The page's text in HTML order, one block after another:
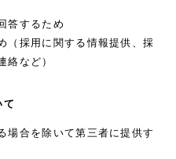
答するため
（採用に関する情報提供、採
絡など）
場合を除いて第三者に提供す